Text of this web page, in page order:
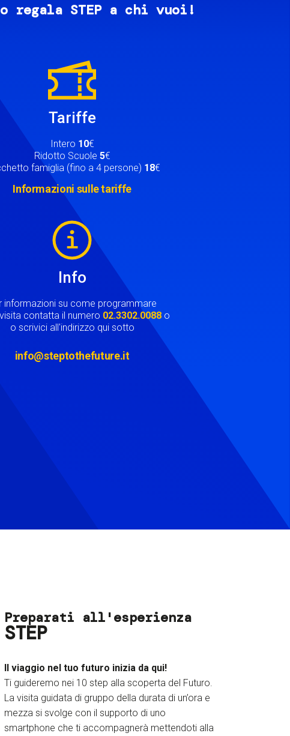
STEP a chi vuoi!
Tariffe
Intero 10€
Ridotto Scuole 5€
famiglia (fino a 4 persone) 18€
Informazioni sulle tariffe
Info
informazioni su come programmare
contatta il numero 02.3302.0088 o
o scrivici all'indirizzo qui sotto
info@steptothefuture.it
Preparati all'esperienza
STEP
Il viaggio nel tuo futuro inizia da qui!
Ti guideremo nei 10 step alla scoperta del Futuro.
La visita guidata di gruppo della durata di un’ora e
mezza si svolge con il supporto di uno
smartphone che ti accompagnerà mettendoti alla